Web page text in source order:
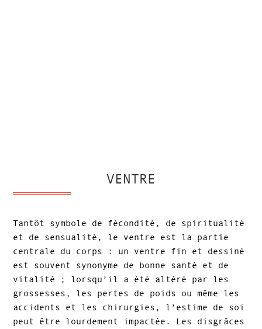
VENTRE
Tantôt symbole de fécondité, de spiritualité
et de sensualité, le ventre est la partie
centrale du corps : un ventre fin et dessiné
est souvent synonyme de bonne santé et de
vitalité ; lorsqu’il a été altéré par les
grossesses, les pertes de poids ou même les
accidents et les chirurgies, l’estime de soi
peut être lourdement impactée. Les disgrâces